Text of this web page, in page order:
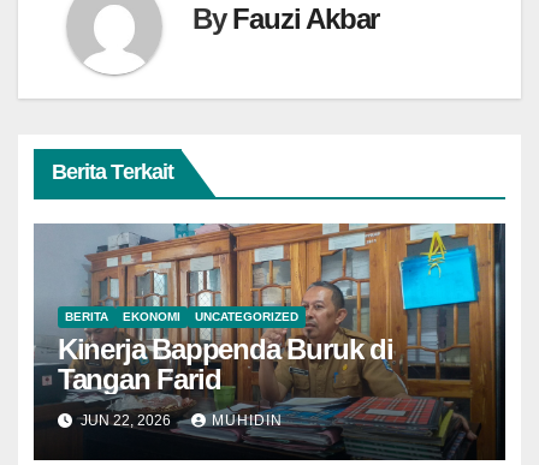
ByFauzi Akbar
Berita Terkait
BERITA EKONOMI UNCATEGORIZED
Kinerja Bappenda Buruk di
Tangan Farid
JUN 22, 2026 MUHIDIN